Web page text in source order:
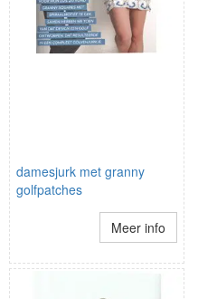
damesjurk met granny
golfpatches
Meer info